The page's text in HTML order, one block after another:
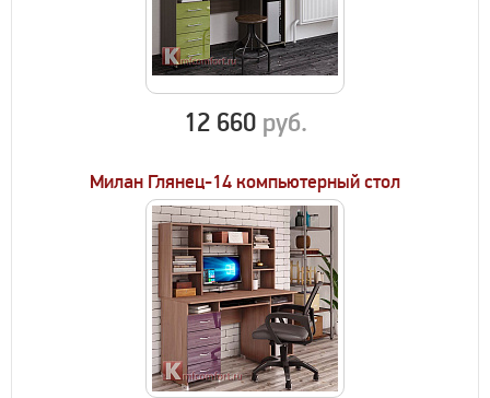
12 660 руб.
Милан Глянец-14 компьютерный стол